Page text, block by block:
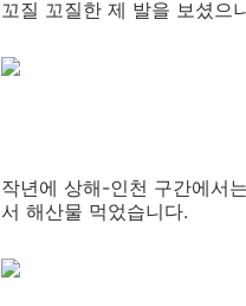
꼬질 꼬질한 제 발을 보셨으
작년에 상해-인천 구간에서
서 해산물 먹었습니다.